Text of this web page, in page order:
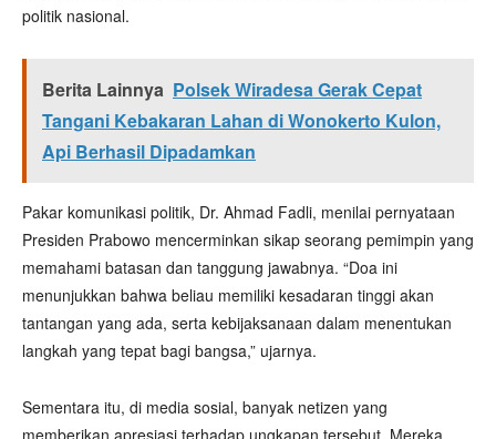
politik nasional.
Berita Lainnya Polsek Wiradesa Gerak Cepat
Tangani Kebakaran Lahan di Wonokerto Kulon,
Api Berhasil Dipadamkan
Pakar komunikasi politik, Dr. Ahmad Fadli, menilai pernyataan
Presiden Prabowo mencerminkan sikap seorang pemimpin yang
memahami batasan dan tanggung jawabnya. “Doa ini
menunjukkan bahwa beliau memiliki kesadaran tinggi akan
tantangan yang ada, serta kebijaksanaan dalam menentukan
langkah yang tepat bagi bangsa,” ujarnya.
Sementara itu, di media sosial, banyak netizen yang
memberikan apresiasi terhadap ungkapan tersebut. Mereka